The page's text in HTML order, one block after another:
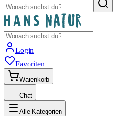
Login
Favoriten
Warenkorb
Chat
Alle Kategorien